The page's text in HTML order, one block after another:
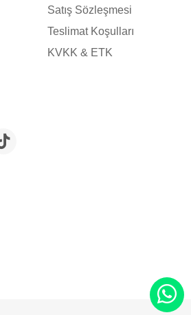
Satış Sözleşmesi
Teslimat Koşulları
KVKK & ETK